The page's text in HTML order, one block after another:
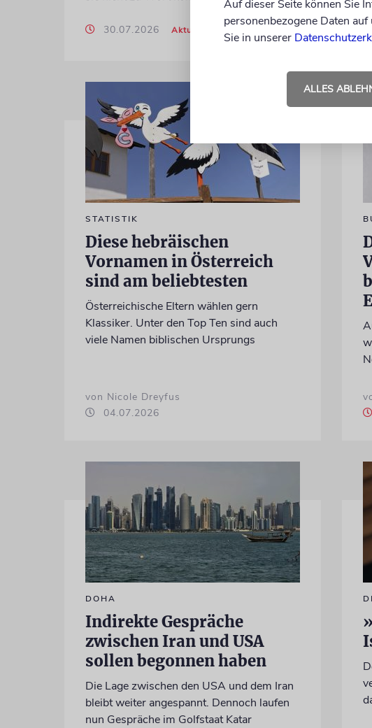
30.07.2026 Aktualisiert
STATISTIK
Diese hebräischen
Vornamen in Österreich
sind am beliebtesten
Österreichische Eltern wählen gern
Klassiker. Unter den Top Ten sind auch
viele Namen biblischen Ursprungs
von Nicole Dreyfus
04.07.2026
DOHA
Indirekte Gespräche
zwischen Iran und USA
sollen begonnen haben
Die Lage zwischen den USA und dem Iran
bleibt weiter angespannt. Dennoch laufen
nun Gespräche im Golfstaat Katar
Auf dieser Seite können Sie
personenbezogene Daten
Sie in unserer
ALLES